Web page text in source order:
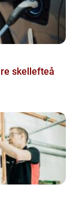
skellefteå